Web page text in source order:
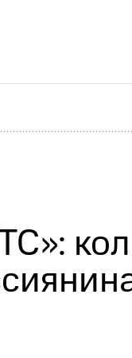
Новости в
и аудит